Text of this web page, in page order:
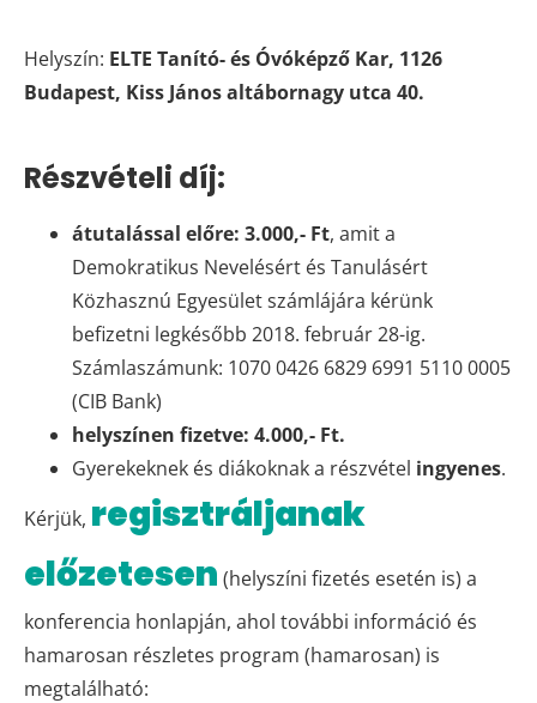
Helyszín: ELTE Tanító- és Óvóképző Kar, 1126
Budapest, Kiss János altábornagy utca 40.
Részvételi díj:
átutalással előre: 3.000,- Ft, amit a
Demokratikus Nevelésért és Tanulásért
Közhasznú Egyesület számlájára kérünk
befizetni legkésőbb 2018. február 28-ig.
Számlaszámunk: 1070 0426 6829 6991 5110 0005
(CIB Bank)
helyszínen fizetve: 4.000,- Ft.
Gyerekeknek és diákoknak a részvétel ingyenes.
Kérjük, regisztráljanak
előzetesen (helyszíni fizetés esetén is) a
konferencia honlapján, ahol további információ és
hamarosan részletes program (hamarosan) is
megtalálható: